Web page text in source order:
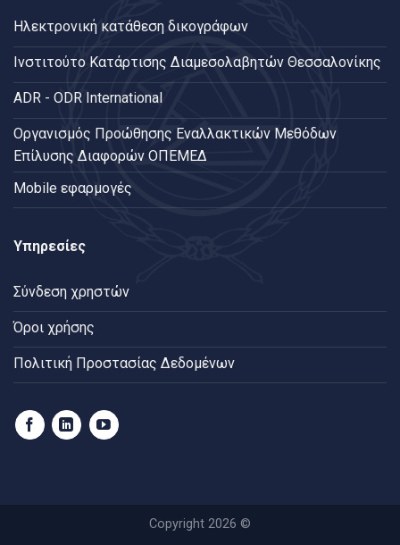
Ηλεκτρονική κατάθεση δικογράφων
Ινστιτούτο Κατάρτισης Διαμεσολαβητών Θεσσαλονίκης
ADR - ODR International
Oργανισμός Προώθησης Εναλλακτικών Μεθόδων
Επίλυσης Διαφορών ΟΠΕΜΕΔ
Mobile εφαρμογές
Υπηρεσίες
Σύνδεση χρηστών
Όροι χρήσης
Πολιτική Προστασίας Δεδομένων
Copyright 2026 ©